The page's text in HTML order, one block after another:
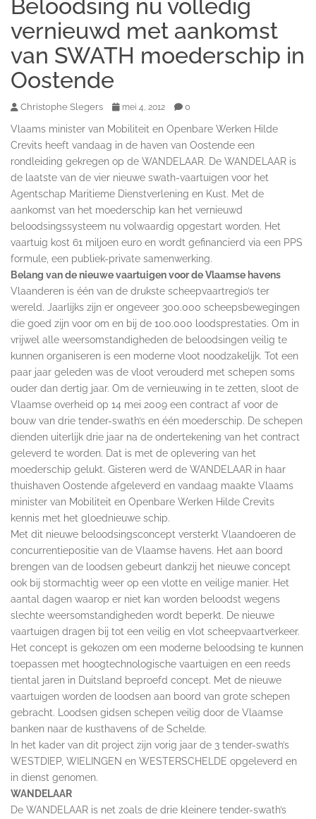
Beloodsing nu volledig
vernieuwd met aankomst
van SWATH moederschip in
Oostende
Christophe Slegers mei 4, 2012 0
Vlaams minister van Mobiliteit en Openbare Werken Hilde
Crevits heeft vandaag in de haven van Oostende een
rondleiding gekregen op de WANDELAAR. De WANDELAAR is
de laatste van de vier nieuwe swath-vaartuigen voor het
Agentschap Maritieme Dienstverlening en Kust. Met de
aankomst van het moederschip kan het vernieuwd
beloodsingssysteem nu volwaardig opgestart worden. Het
vaartuig kost 61 miljoen euro en wordt gefinancierd via een PPS
formule, een publiek-private samenwerking.
Belang van de nieuwe vaartuigen voor de Vlaamse havens
Vlaanderen is één van de drukste scheepvaartregio’s ter
wereld. Jaarlijks zijn er ongeveer 300.000 scheepsbewegingen
die goed zijn voor om en bij de 100.000 loodsprestaties. Om in
vrijwel alle weersomstandigheden de beloodsingen veilig te
kunnen organiseren is een moderne vloot noodzakelijk. Tot een
paar jaar geleden was de vloot verouderd met schepen soms
ouder dan dertig jaar. Om de vernieuwing in te zetten, sloot de
Vlaamse overheid op 14 mei 2009 een contract af voor de
bouw van drie tender-swath’s en één moederschip. De schepen
dienden uiterlijk drie jaar na de ondertekening van het contract
geleverd te worden. Dat is met de oplevering van het
moederschip gelukt. Gisteren werd de WANDELAAR in haar
thuishaven Oostende afgeleverd en vandaag maakte Vlaams
minister van Mobiliteit en Openbare Werken Hilde Crevits
kennis met het gloednieuwe schip.
Met dit nieuwe beloodsingsconcept versterkt Vlaandoeren de
concurrentiepositie van de Vlaamse havens. Het aan boord
brengen van de loodsen gebeurt dankzij het nieuwe concept
ook bij stormachtig weer op een vlotte en veilige manier. Het
aantal dagen waarop er niet kan worden beloodst wegens
slechte weersomstandigheden wordt beperkt. De nieuwe
vaartuigen dragen bij tot een veilig en vlot scheepvaartverkeer.
Het concept is gekozen om een moderne beloodsing te kunnen
toepassen met hoogtechnologische vaartuigen en een reeds
tiental jaren in Duitsland beproefd concept. Met de nieuwe
vaartuigen worden de loodsen aan boord van grote schepen
gebracht. Loodsen gidsen schepen veilig door de Vlaamse
banken naar de kusthavens of de Schelde.
In het kader van dit project zijn vorig jaar de 3 tender-swath’s
WESTDIEP, WIELINGEN en WESTERSCHELDE opgeleverd en
in dienst genomen.
WANDELAAR
De WANDELAAR is net zoals de drie kleinere tender-swath’s